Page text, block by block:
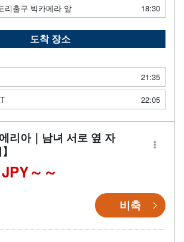
리출구 빅카메라 앞 18:30
도착 장소
21:35
22:05
리아｜남녀 서로 옆 자
～
비축